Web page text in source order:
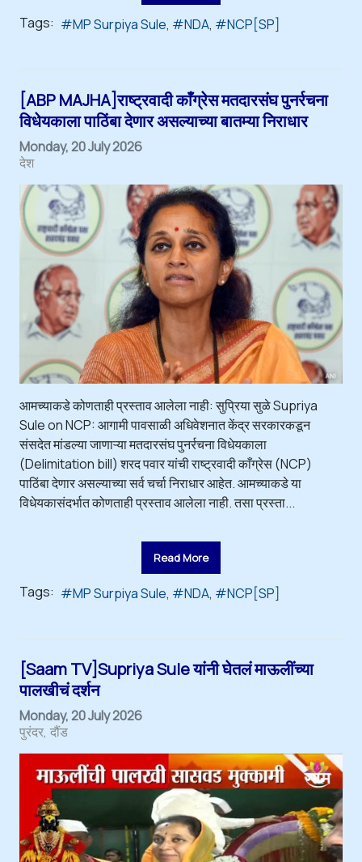
Tags: MP Surpiya Sule NDA NCP[SP]
[ABP MAJHA]राष्ट्रवादी काँग्रेस मतदारसंघ पुनर्रचना
विधेयकाला पाठिंबा देणार असल्याच्या बातम्या निराधार
Monday, 20 July 2026
देश
आमच्याकडे कोणताही प्रस्ताव आलेला नाही: सुप्रिया सुळे Supriya
Sule on NCP: आगामी पावसाळी अधिवेशनात केंद्र सरकारकडून
संसदेत मांडल्या जाणाऱ्या मतदारसंघ पुनर्रचना विधेयकाला
(Delimitation bill) शरद पवार यांची राष्ट्रवादी काँग्रेस (NCP)
पाठिंबा देणार असल्याच्या सर्व चर्चा निराधार आहेत. आमच्याकडे या
विधेयकासंदर्भात कोणताही प्रस्ताव आलेला नाही. तसा प्रस्ता...
Read More
Tags: MP Surpiya Sule NDA NCP[SP]
[Saam TV]Supriya Sule यांनी घेतलं माऊलींच्या
पालखीचं दर्शन
Monday, 20 July 2026
पुरंदर दौंड